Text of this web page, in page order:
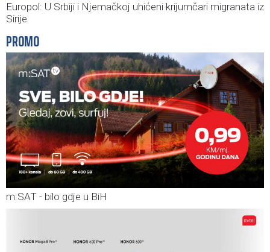
Europol: U Srbiji i Njemačkoj uhićeni krijumčari migranata iz
Sirije
PROMO
m:SAT - bilo gdje u BiH